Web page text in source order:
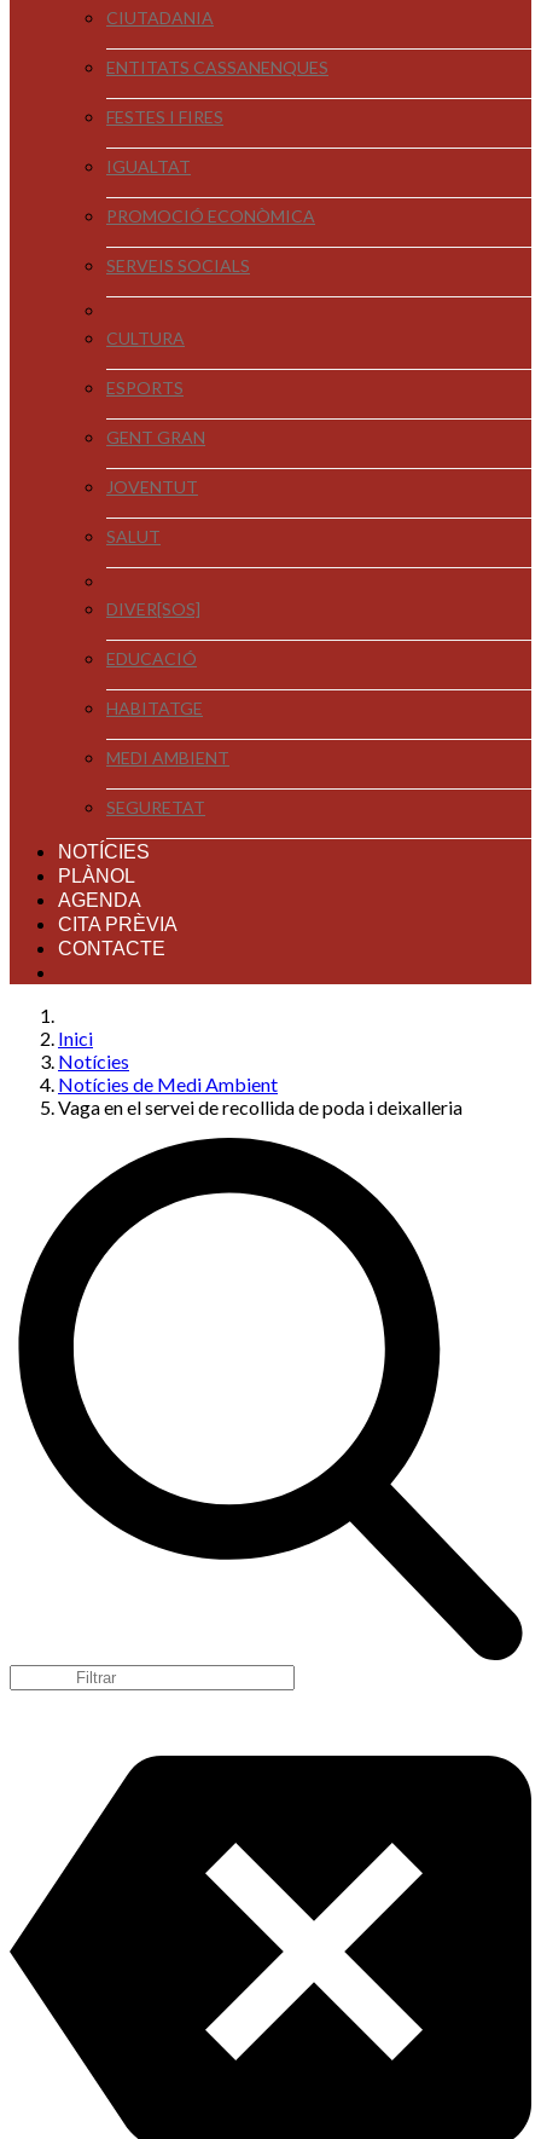
CIUTADANIA
ENTITATS CASSANENQUES
FESTES I FIRES
IGUALTAT
PROMOCIÓ ECONÒMICA
SERVEIS SOCIALS
CULTURA
ESPORTS
GENT GRAN
JOVENTUT
SALUT
DIVER[SOS]
EDUCACIÓ
HABITATGE
MEDI AMBIENT
SEGURETAT
NOTÍCIES
PLÀNOL
AGENDA
CITA PRÈVIA
CONTACTE
Inici
Notícies
Notícies de Medi Ambient
Vaga en el servei de recollida de poda i deixalleria